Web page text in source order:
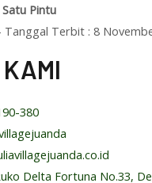
Pintu
Tanggal Terbit : 8
380
Delta Fortuna No.33,